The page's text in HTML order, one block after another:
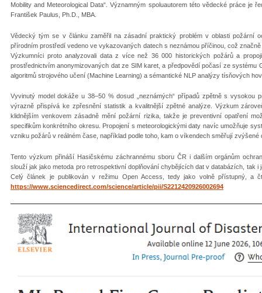
Mobility and Meteorological Data“. Významným spoluautorem této vědecké práce je
František Paulus, Ph.D., MBA.
Vědecký tým se v článku zaměřil na zásadní praktický problém v oblasti požární
přírodním prostředí vedeno ve vykazovaných datech s neznámou příčinou, což
Výzkumníci proto analyzovali data z více než 36 000 historických požárů a
prostřednictvím anonymizovaných dat ze SIM karet, a předpovědí počasí ze systému
algoritmů strojového učení (Machine Learning) a sémantické NLP analýzy tísňových
Vyvinutý model dokáže u 38–50 % dosud „neznámých“ případů zpětně s vysokou
výrazně přispívá ke zpřesnění statistik a kvalitnější zpětné analýze. Výzkum
klidnějším venkovem zásadně mění požární rizika, takže je preventivní opatření
specifikům konkrétního okresu. Propojení s meteorologickými daty navíc umožňuje
vzniku požárů v reálném čase, například podle toho, kam o víkendech směřují zvýšené
Tento výzkum přináší Hasičskému záchrannému sboru ČR i dalším orgánům
slouží jak jako metoda pro retrospektivní doplňování chybějících dat v databázích, tak
Celý článek je publikován v režimu Open Access, tedy jako volně přístupný, a
https://www.sciencedirect.com/science/article/pii/S2212420926002694